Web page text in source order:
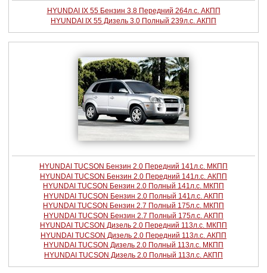
HYUNDAI IX 55 Бензин 3.8 Передний 264л.с. АКПП
HYUNDAI IX 55 Дизель 3.0 Полный 239л.с. АКПП
HYUNDAI TUCSON Бензин 2.0 Передний 141л.с. МКПП
HYUNDAI TUCSON Бензин 2.0 Передний 141л.с. АКПП
HYUNDAI TUCSON Бензин 2.0 Полный 141л.с. МКПП
HYUNDAI TUCSON Бензин 2.0 Полный 141л.с. АКПП
HYUNDAI TUCSON Бензин 2.7 Полный 175л.с. МКПП
HYUNDAI TUCSON Бензин 2.7 Полный 175л.с. АКПП
HYUNDAI TUCSON Дизель 2.0 Передний 113л.с. МКПП
HYUNDAI TUCSON Дизель 2.0 Передний 113л.с. АКПП
HYUNDAI TUCSON Дизель 2.0 Полный 113л.с. МКПП
HYUNDAI TUCSON Дизель 2.0 Полный 113л.с. АКПП